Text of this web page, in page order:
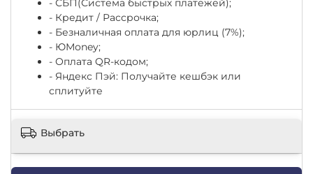
- СБП(Система быстрых платежей);
- Кредит / Рассрочка;
- Безналичная оплата для юрлиц (7%);
- ЮМоney;
- Оплата QR-кодом;
- Яндекс Пэй: Получайте кешбэк или
сплитуйте
Выбрать